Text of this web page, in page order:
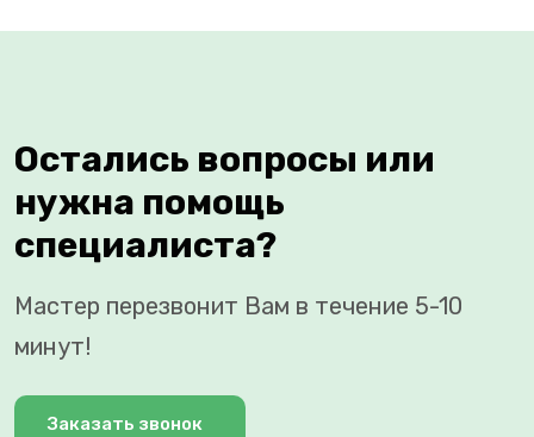
Остались вопросы или
нужна помощь
специалиста?
Мастер перезвонит Вам в течение 5-10
минут!
Заказать звонок